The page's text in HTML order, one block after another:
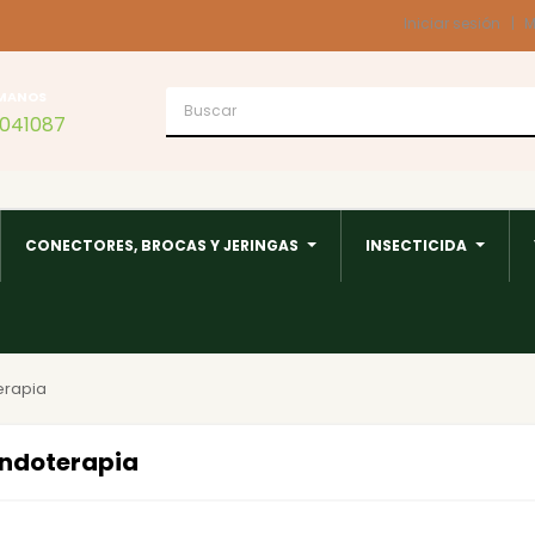
Iniciar sesión
CONECTORES, BROCAS Y JERINGAS INSECTICIDA